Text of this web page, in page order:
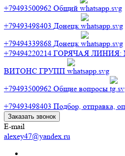
+79493500962 Общий
+79493498403 Донецк
+79494339868 Донецк
+79494220214 ГОРЯЧАЯ ЛИНИЯ:
ВИТОНС ГРУПП
+79493500962 Общие вопросы
+79493498403 Подбор, отправка,
Заказать звонок
E-mail
alexey47@yandex.ru